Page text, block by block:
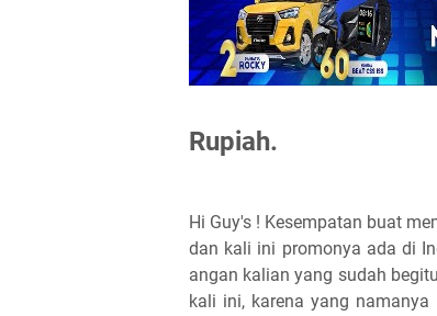
Rupiah.
Hi Guy's ! Kesempatan buat
dan kali ini promonya ada di
angan kalian yang sudah
kali ini, karena yang